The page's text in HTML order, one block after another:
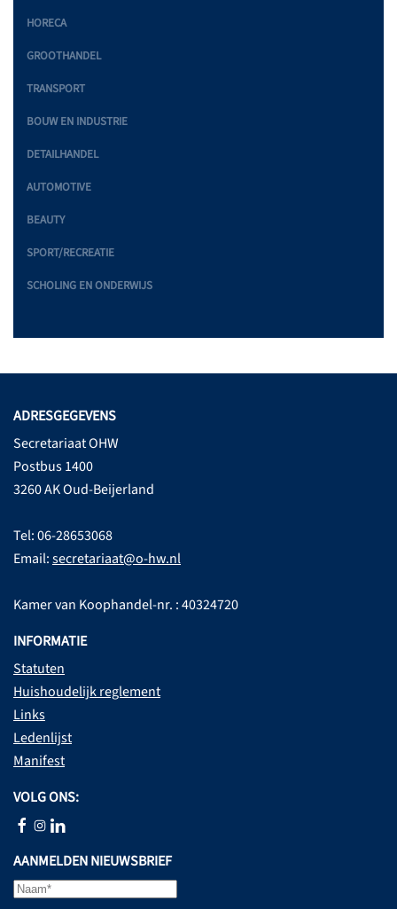
HORECA
GROOTHANDEL
TRANSPORT
BOUW EN INDUSTRIE
DETAILHANDEL
AUTOMOTIVE
BEAUTY
SPORT/RECREATIE
SCHOLING EN ONDERWIJS
ADRESGEGEVENS
Secretariaat OHW
Postbus 1400
3260 AK Oud-Beijerland
Tel: 06-28653068
Email:secretariaat@o-hw.nl
Kamer van Koophandel-nr. : 40324720
INFORMATIE
Statuten
Huishoudelijk reglement
Links
Ledenlijst
Manifest
VOLG ONS:
AANMELDEN NIEUWSBRIEF